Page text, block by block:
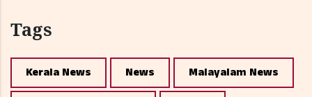
Tags
Kerala News News Malayalam News